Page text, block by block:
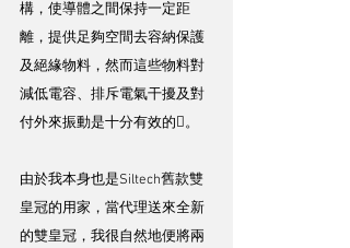
構，使導體之間保持一定距
離，提供足夠空間去容納保護
及絕緣物料，然而這些物料對
減低電容、排斥電氣干擾及對
付外來振動是十分有效的。
由於我本身也是Siltech舊款雙
皇冠的用家，當代理送來全新
的雙皇冠，我很自然地便將兩